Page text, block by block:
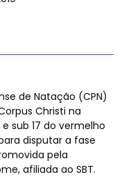
de Natação (CPN)
Christi na
sub 17 do vermelho
disputar a fase
pela
afiliada ao SBT.